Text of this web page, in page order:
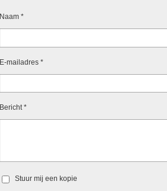
Naam *
E-mailadres *
Bericht *
Stuur mij een kopie